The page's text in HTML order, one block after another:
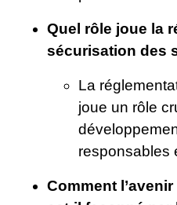
Quel rôle joue la
sécurisation des
La
joue un rôle
responsables
Comment